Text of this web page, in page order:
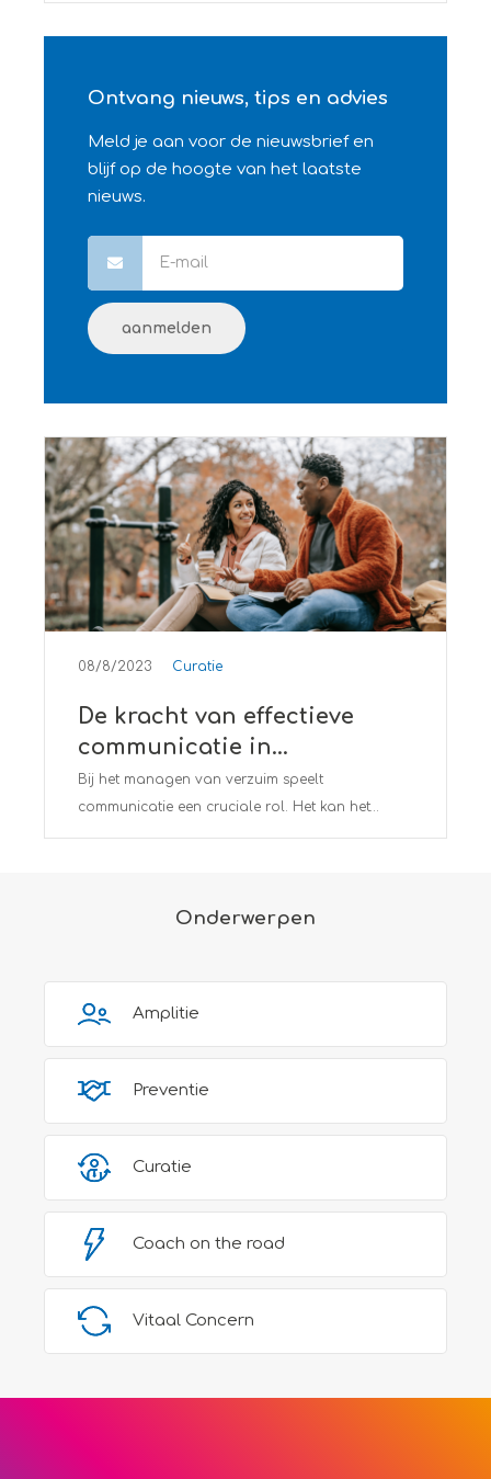
minder verzuim. Dit artikel gaat dieper in op het
verband tussen veerkracht en verzuim en biedt
inzichten en strategieën om de veerkracht
binnen uw organisatie te versterken.
Ontvang nieuws, tips en advies
Meld je aan voor de nieuwsbrief en
blijf op de hoogte van het laatste
nieuws.
aanmelden
08/8/2023 Curatie
De kracht van effectieve
communicatie in
verzuimbeheer
Bij het managen van verzuim speelt
communicatie een cruciale rol. Het kan het
verschil betekenen tussen succesvol re-integreren
verzuimbeheer bevordert en hoe je het in je
strategieën en concrete tips.
Onderwerpen
Amplitie
Preventie
Curatie
Coach on the road
Vitaal Concern